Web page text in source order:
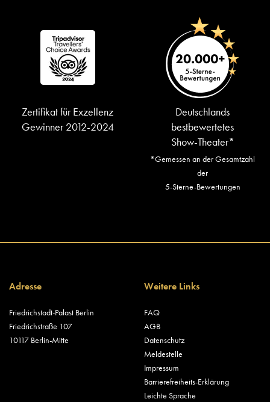
Zertifikat für Exzellenz
Gewinner 2012-2024
Deutschlands
bestbewertetes
Show-Theater*
*Gemessen an der Gesamtzahl
der
5-Sterne-Bewertungen
Adresse
Friedrichstadt-Palast Berlin
Friedrichstraße 107
10117 Berlin-Mitte
Weitere Links
FAQ
AGB
Datenschutz
Meldestelle
Impressum
Barrierefreiheits-Erklärung
Leichte Sprache